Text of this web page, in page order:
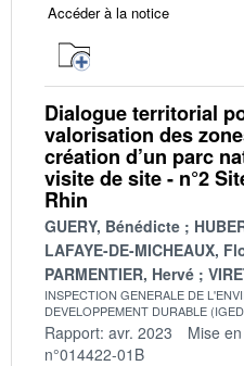
Accéder à la notice
Dialogue territorial
valorisation des
création d’un parc
visite de site - n°2
Rhin
GUERY, Bénédicte
LAFAYE-DE-MICHEAUX,
PARMENTIER, Hervé
INSPECTION GENERALE DE
DEVELOPPEMENT DURABLE
Rapport: avr. 2023 Mise
n°014422-01B